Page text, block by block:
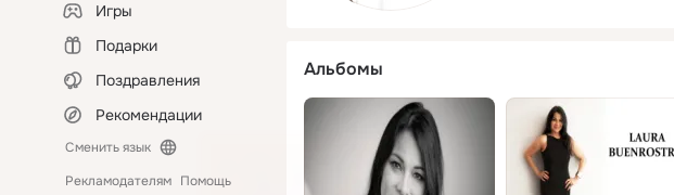
Игры
Подарки
Поздравления
Рекомендации
Сменить язык
Рекламодателям Помощь
Альбомы